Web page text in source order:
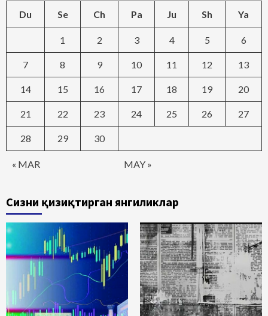
Du Se Ch Pa Ju Sh Ya
« MAR MAY »
1 2 3 4 5 6
7 8 9 10 11 12 13
14 15 16 17 18 19 20
21 22 23 24 25 26 27
28 29 30
Сизни қизиқтирган янгиликлар